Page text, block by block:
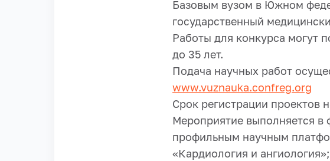
Базовым вузом в Южном
государственный
Работы для конкурса могут
до 35 лет.
Подача научных работ
www.vuznauka.confreg.org
Срок регистрации проектов
Мероприятие выполняется в
профильным научным
«Кардиология и ангиология»;